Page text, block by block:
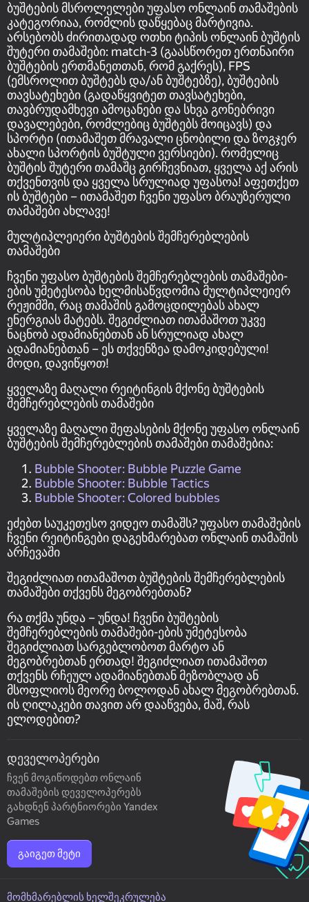
ბუშტების მსროლელები უფასო ონლაინ თამაშების
კატეგორიაა, რომლის დაწყებაც მარტივია.
არსებობს ძირითადად ოთხი ტიპის ონლაინ ბუშტის
შუტერი თამაშები: match-3 (გაასწორეთ ერთნაირი
ბუშტების ერთმანეთთან, რომ გაქრეს), FPS
(ემსროლით ბუშტებს და/ან ბუშტებზე), ბუშტების
თავსატეხები (გადაწყვიტეთ თავსატეხები,
თავბრუდამხევი ამოცანები და სხვა გონებრივი
დავალებები, რომლებიც ბუშტებს მოიცავს) და
სპორტი (ითამაშეთ მრავალი ცნობილი და ზოგჯერ
ახალი სპორტის ბუშტული ვერსიები). რომელიც
ბუშტის შუტერი თამაშც გირჩევნიათ, ყველა აქ არის
თქვენთვის და ყველა სრულიად უფასოა! აფეთქეთ
ის ბუშტები – ითამაშეთ ჩვენი უფასო ბრაუზერული
თამაშები ახლავე!
მულტიპლეიერი ბუშტების შემჩერებლების
თამაშები
ჩვენი უფასო ბუშტების შემჩერებლების თამაშები-
ების უმეტესობა ხელმისაწვდომია მულტიპლეიერ
რეჟიმში, რაც თამაშის გამოცდილებას ახალ
ენერგიას მატებს. შეგიძლიათ ითამაშოთ უკვე
ნაცნობ ადამიანებთან ან სრულიად ახალ
ადამიანებთან – ეს თქვენზეა დამოკიდებული!
მოდი, დავიწყოთ!
ყველაზე მაღალი რეიტინგის მქონე ბუშტების
შემჩერებლების თამაშები
ყველაზე მაღალი შეფასების მქონე უფასო ონლაინ
ბუშტების შემჩერებლების თამაშები თამაშებია:
Bubble Shooter: Bubble Puzzle Game
Bubble Shooter: Bubble Tactics
Bubble Shooter: Colored bubbles
ეძებთ საუკეთესო ვიდეო თამაშს? უფასო თამაშების
ჩვენი რეიტინგები დაგეხმარებათ ონლაინ თამაშის
არჩევაში
შეგიძლიათ ითამაშოთ ბუშტების შემჩერებლების
თამაშები თქვენს მეგობრებთან?
რა თქმა უნდა – უნდა! ჩვენი ბუშტების
შემჩერებლების თამაშები-ების უმეტესობა
შეგიძლიათ სარგებლობოთ მარტო ან
მეგობრებთან ერთად! შეგიძლიათ ითამაშოთ
თქვენს რჩეულ ადამიანებთან მეზობლად ან
მსოფლიოს მეორე ბოლოდან ახალ მეგობრებთან.
ის ღილაკები თავით არ დააწვება, მაშ, რას
ელოდებით?
დეველოპერები
ჩვენ მოგიწოდებთ ონლაინ
თამაშების დეველოპერებს
გახდნენ პარტნიორები Yandex
Games
გაიგეთ მეტი
მომხმარებლის ხელშეკრულება